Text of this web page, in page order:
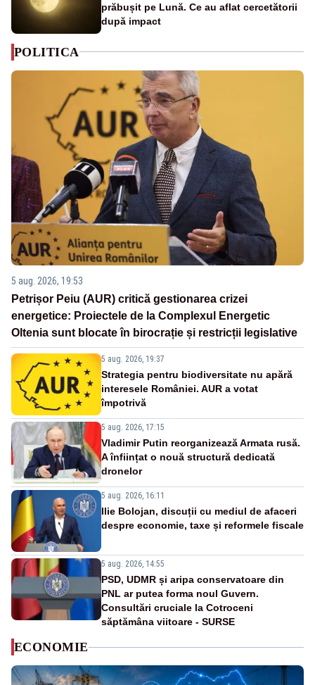
prăbușit pe Lună. Ce au aflat cercetătorii
după impact
POLITICA
5 aug. 2026, 19:53
Petrișor Peiu (AUR) critică gestionarea crizei
energetice: Proiectele de la Complexul Energetic
Oltenia sunt blocate în birocrație și restricții legislative
5 aug. 2026, 19:37
Strategia pentru biodiversitate nu apără
interesele României. AUR a votat
împotrivă
5 aug. 2026, 17:15
Vladimir Putin reorganizează Armata rusă.
A înființat o nouă structură dedicată
dronelor
5 aug. 2026, 16:11
Ilie Bolojan, discuții cu mediul de afaceri
despre economie, taxe și reformele fiscale
5 aug. 2026, 14:55
PSD, UDMR și aripa conservatoare din
PNL ar putea forma noul Guvern.
Consultări cruciale la Cotroceni
săptămâna viitoare - SURSE
ECONOMIE